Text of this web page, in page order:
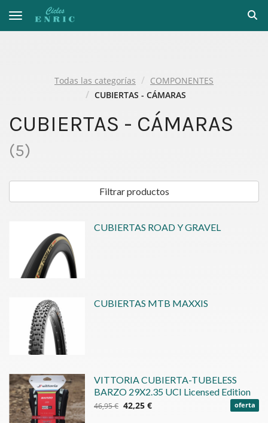
Toggle navigation
Todas las categorías
COMPONENTES
CUBIERTAS - CÁMARAS
CUBIERTAS - CÁMARAS
(5)
Filtrar productos
CUBIERTAS ROAD Y GRAVEL
CUBIERTAS MTB MAXXIS
VITTORIA CUBIERTA-TUBELESS
BARZO 29X2.35 UCI Licensed Edition
46,95 € 42,25 € oferta